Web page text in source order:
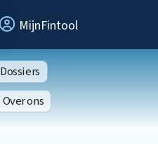
MijnFintool
Dossiers
Over ons